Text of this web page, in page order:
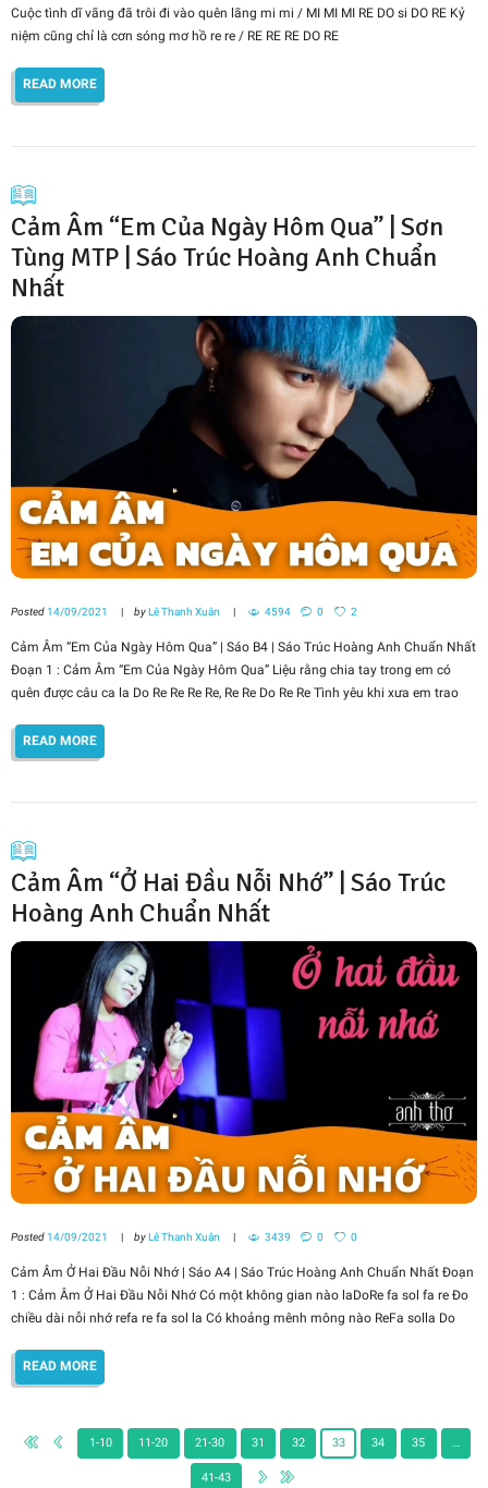
Cuộc tình dĩ vãng đã trôi đi vào quên lãng mi mi / MI MI MI RE DO si DO RE Kỷ
niệm cũng chỉ là cơn sóng mơ hồ re re / RE RE RE DO RE
READ MORE
Cảm Âm “Em Của Ngày Hôm Qua” | Sơn
Tùng MTP | Sáo Trúc Hoàng Anh Chuẩn
Nhất
Posted 14/09/2021 byLê Thanh Xuân 4594 0 2
Cảm Âm “Em Của Ngày Hôm Qua” | Sáo B4 | Sáo Trúc Hoàng Anh Chuẩn Nhất
Đoạn 1 : Cảm Âm “Em Của Ngày Hôm Qua” Liệu rằng chia tay trong em có
quên được câu ca la Do Re Re Re Re, Re Re Do Re Re Tình yêu khi xưa em trao
READ MORE
Cảm Âm “Ở Hai Đầu Nỗi Nhớ” | Sáo Trúc
Hoàng Anh Chuẩn Nhất
Posted 14/09/2021 byLê Thanh Xuân 3439 0 0
Cảm Âm Ở Hai Đầu Nỗi Nhớ | Sáo A4 | Sáo Trúc Hoàng Anh Chuẩn Nhất Đoạn
1 : Cảm Âm Ở Hai Đầu Nỗi Nhớ Có một không gian nào laDoRe fa sol fa re Đo
chiều dài nỗi nhớ refa re fa sol la Có khoảng mênh mông nào ReFa solla Do
READ MORE
1-10 11-20 21-30 31 32 33 34 35 …
41-43